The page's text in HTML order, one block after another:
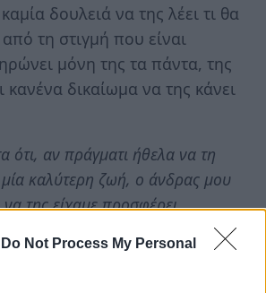
Do Not Process My Personal
δουλειά να της λέει τι θα
τη στιγμή που είναι
μόνη της τα πάντα, της
κανένα δικαίωμα να της κάνει
ότι, αν πράγματι ήθελα να τη
καλύτερη ζωή, ο άνδρας μου
της είχαμε προσφέρει
στα οικονομικά, επειδή
της μεσαίας-κατώτερης τάξης, δεν